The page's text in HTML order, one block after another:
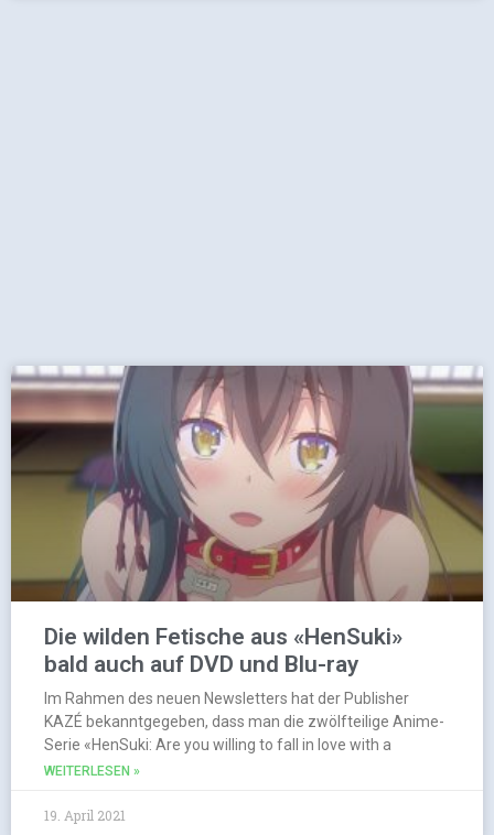
Die wilden Fetische aus «HenSuki»
bald auch auf DVD und Blu-ray
Im Rahmen des neuen Newsletters hat der Publisher
KAZÉ bekanntgegeben, dass man die zwölfteilige Anime-
Serie «HenSuki: Are you willing to fall in love with a
WEITERLESEN »
19. April 2021